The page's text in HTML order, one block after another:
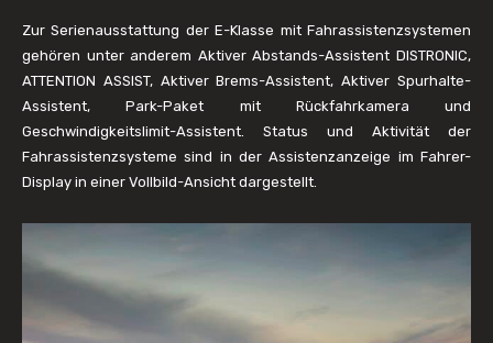
Zur Serienausstattung der E-Klasse mit Fahrassistenzsystemen
gehören unter anderem Aktiver Abstands-Assistent DISTRONIC,
ATTENTION ASSIST, Aktiver Brems-Assistent, Aktiver Spurhalte-
Assistent, Park-Paket mit Rückfahrkamera und
Geschwindigkeitslimit-Assistent. Status und Aktivität der
Fahrassistenzsysteme sind in der Assistenzanzeige im Fahrer-
Display in einer Vollbild-Ansicht dargestellt.